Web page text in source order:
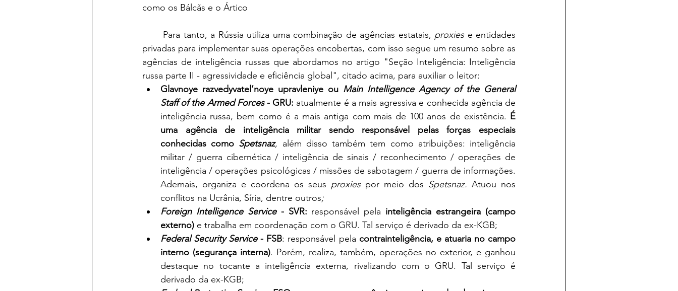
como os Bálcãs e o Ártico
	Para tanto, a Rússia utiliza uma combinação de agências estatais,
proxies e entidades
privadas para implementar suas operações encobertas, com isso segue um resumo sobre as
agências de inteligência russas que abordamos no artigo "Seção Inteligência: Inteligência
russa parte II - agressividade e eficiência global", citado acima, para auxiliar o leitor:
Glavnoye razvedyvatel’noye upravleniye ou Main Intelligence Agency of the General
Staff of the Armed Forces - GRU: atualmente é a mais agressiva e conhecida agência de
inteligência russa, bem como é a mais antiga com mais de 100 anos de existência. É
uma agência de inteligência militar sendo responsável pelas forças especiais
conhecidas como Spetsnaz, além disso também tem como atribuições: inteligência
militar / guerra cibernética / inteligência de sinais / reconhecimento / operações de
inteligência / operações psicológicas / missões de sabotagem / guerra de informações.
Ademais, organiza e coordena os seus proxies por meio dos Spetsnaz. Atuou nos
conflitos na Ucrânia, Síria, dentre outros;
Foreign Intelligence Service - SVR: responsável pela inteligência estrangeira (campo
externo) e trabalha em coordenação com o GRU. Tal serviço é derivado da ex-KGB;
Federal Security Service - FSB: responsável pela contrainteligência, e atuaria no campo
interno (segurança interna). Porém, realiza, também, operações no exterior, e ganhou
destaque no tocante a inteligência externa, rivalizando com o GRU. Tal serviço é
derivado da ex-KGB;